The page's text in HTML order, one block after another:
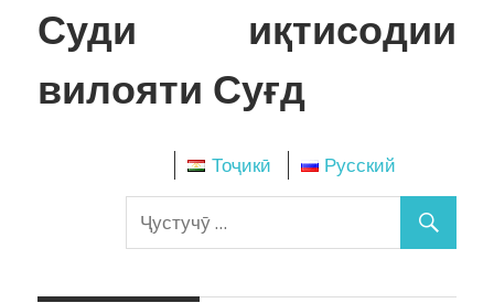
Skip
to
Суди иқтисодии
вилояти Суғд
Тоҷикӣ Русский